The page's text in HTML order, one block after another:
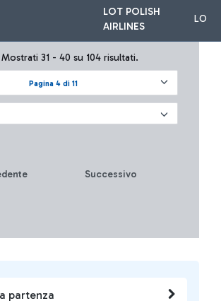
partenza
LOT POLISH
AIRLINES
LO
Pagina 4 di 11
Mostrati 31 - 40 su 104 risultati.
Successivo